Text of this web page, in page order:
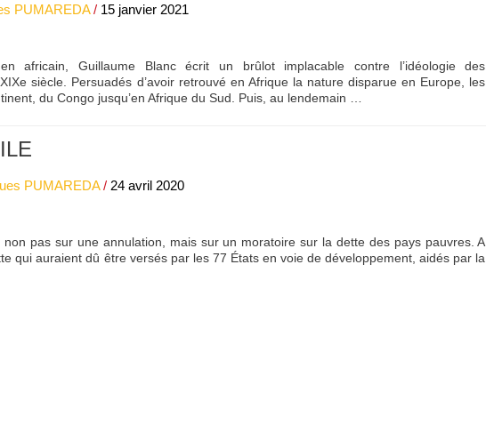
PUMAREDA / 15 janvier 2021
africain, Guillaume Blanc écrit un brûlot implacable contre l’idéologie des
siècle. Persuadés d’avoir retrouvé en Afrique la nature disparue en Europe, les
du Congo jusqu’en Afrique du Sud. Puis, au lendemain …
PUMAREDA / 24 avril 2020
pas sur une annulation, mais sur un moratoire sur la dette des pays pauvres. A
qui auraient dû être versés par les 77 États en voie de développement, aidés par la